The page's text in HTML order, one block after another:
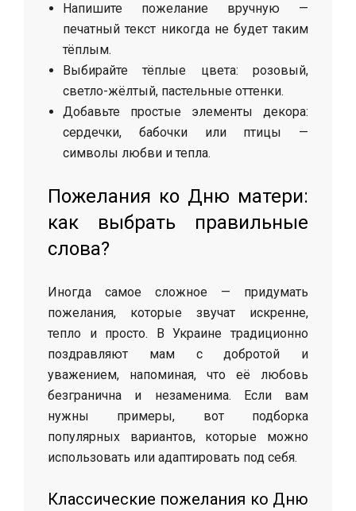
Напишите пожелание вручную —
печатный текст никогда не будет таким
тёплым.
Выбирайте тёплые цвета: розовый,
светло-жёлтый, пастельные оттенки.
Добавьте простые элементы декора:
сердечки, бабочки или птицы —
символы любви и тепла.
Пожелания ко Дню матери:
как выбрать правильные
слова?
Иногда самое сложное — придумать
пожелания, которые звучат искренне,
тепло и просто. В Украине традиционно
поздравляют мам с добротой и
уважением, напоминая, что её любовь
безгранична и незаменима. Если вам
нужны примеры, вот подборка
популярных вариантов, которые можно
использовать или адаптировать под себя.
Классические пожелания ко Дню